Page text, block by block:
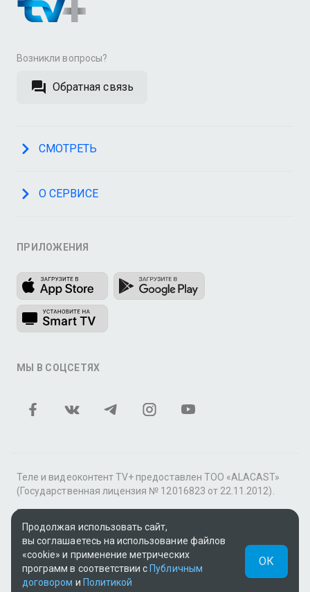
Возникли вопросы?
Обратная связь
СМОТРЕТЬ
О СЕРВИСЕ
ПРИЛОЖЕНИЯ
МЫ В СОЦСЕТЯХ
Теле и видеоконтент TV+ предоставлен ТОО «ALACAST»
(Государственная лицензия № 12016823 от 22.11.2012).
В рамках услуги «Видео по подписке» для «Пакета
фильмов и сериалов tv+» контент предоставляется
онлайн-кинотеатром MEGOGO.
Поддержка: tvplus@telecom.kz
UUID: be5bf3c2-fd27-41b5-8583-a77334192c29
Продолжая использовать сайт,
вы соглашаетесь на использование файлов
«cookie» и применение метрических
программ в соответствии с Публичным
договором и Политикой
ОК